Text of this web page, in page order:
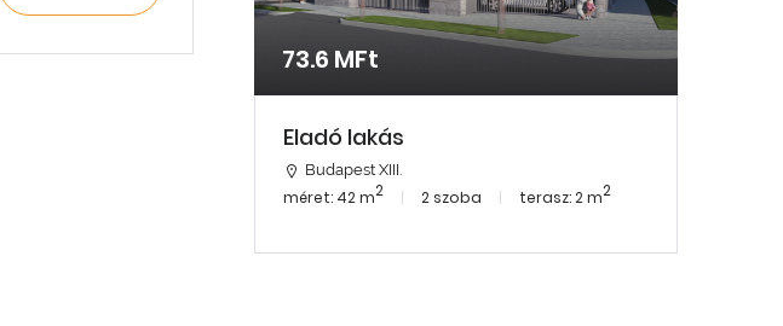
73.6 MFt
Eladó lakás
Budapest XIII.
méret: 42 m2 2 szoba terasz: 2 m2